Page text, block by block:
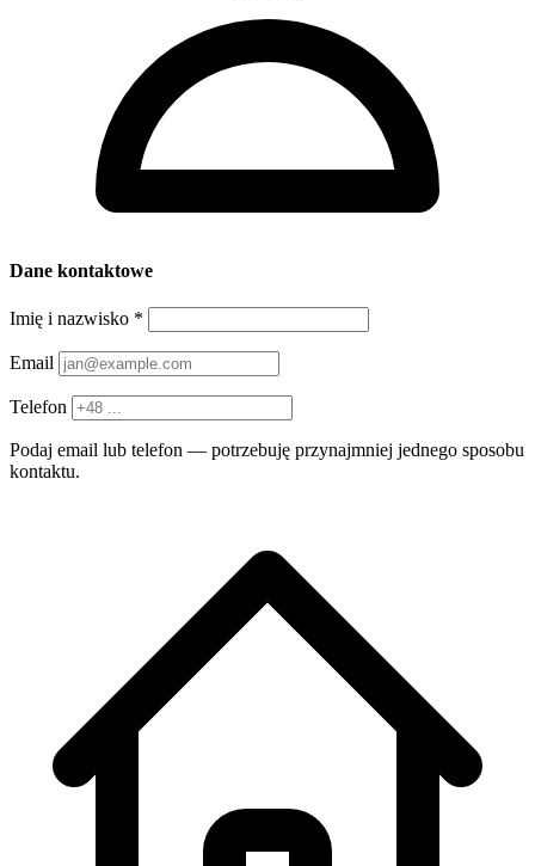
Dane kontaktowe
Imię i nazwisko *
Email
Telefon
Podaj email lub telefon — potrzebuję przynajmniej jednego sposobu
kontaktu.